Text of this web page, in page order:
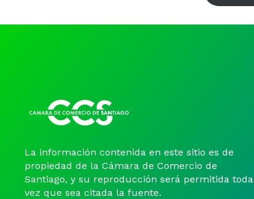
La información contenida en este sitio es de
propiedad de la Cámara de Comercio de
Santiago, y su reproducción será permitida toda
vez que sea citada la fuente.